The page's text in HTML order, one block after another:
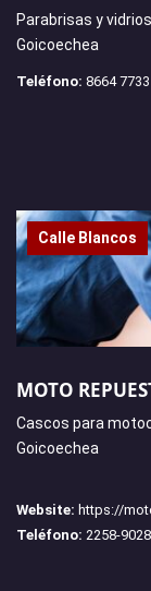
Parabrisas y
Goicoechea
Teléfono: 8664 7733
Calle Blancos
MOTO
Cascos para
Goicoechea
Website: https://
Teléfono: 2258-